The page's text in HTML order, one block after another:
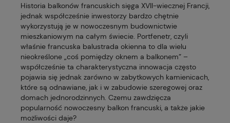
Historia balkonów francuskich sięga XVII-wiecznej Francji,
jednak współcześnie inwestorzy bardzo chętnie
wykorzystują je w nowoczesnym budownictwie
mieszkaniowym na całym świecie. Portfenetr, czyli
właśnie francuska balustrada okienna to dla wielu
nieokreślone „coś pomiędzy oknem a balkonem” –
współcześnie ta charakterystyczna innowacja często
pojawia się jednak zarówno w zabytkowych kamienicach,
które są odnawiane, jak i w zabudowie szeregowej oraz
domach jednorodzinnych. Czemu zawdzięcza
popularność nowoczesny balkon francuski, a także jakie
możliwości daje?